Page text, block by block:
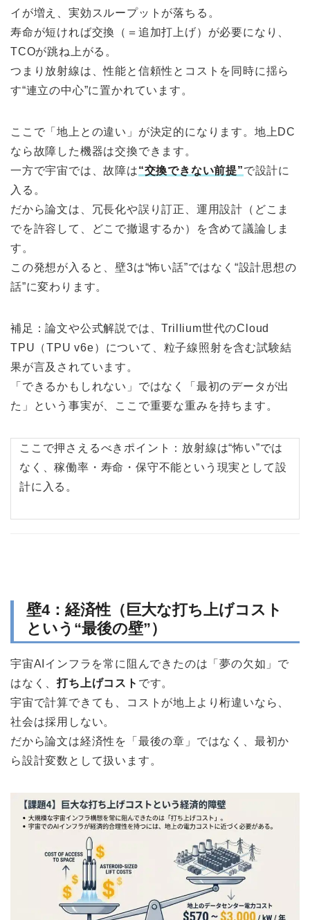
イが増え、実効スループットが落ちる。
寿命が短ければ交換（＝追加打上げ）が必要になり、
TCOが跳ね上がる。
つまり放射線は、性能と信頼性とコストを同時に揺ら
す“連立の中心”に置かれています。
ここで「地上との違い」が決定的になります。地上DC
なら故障した機器は交換できます。
一方で宇宙では、故障は“交換できない前提”で設計に
入る。
だから論文は、冗長化や誤り訂正、運用設計（どこま
でを許容して、どこで撤退するか）を含めて議論しま
す。
この発想が入ると、壁3は“怖い話”ではなく“設計思想の
話”に変わります。
補足：論文や公式解説では、Trillium世代のCloud
TPU（TPU v6e）について、粒子線照射を含む試験結
果が言及されています。
「できるかもしれない」ではなく「最初のデータが出
た」という事実が、ここで重要な重みを持ちます。
ここで押さえるべきポイント：放射線は“怖い”では
なく、稼働率・寿命・保守不能という現実として設
計に入る。
壁4：経済性（巨大な打ち上げコスト
という“最後の壁”）
宇宙AIインフラを常に阻んできたのは「夢の欠如」で
はなく、打ち上げコスト です。
宇宙で計算できても、コストが地上より桁違いなら、
社会は採用しない。
だから論文は経済性を「最後の章」ではなく、最初か
ら設計変数として扱います。